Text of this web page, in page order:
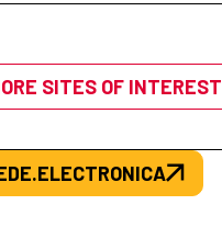
SITES OF INTEREST